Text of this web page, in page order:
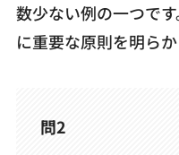
数少ない例の一つで
に重要な原則を明らか
問2